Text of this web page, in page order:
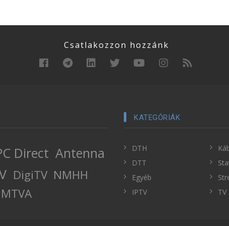
Csatlakozzon hozzánk
Direct Antenna
DigiTV NMHH
MTVA
KATEGÓRIÁK
DTH
DTT
Egyéb
IPTV